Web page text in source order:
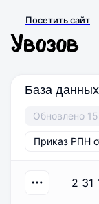
Посетить сайт
База
Обновлено
Приказ РПН
2 31